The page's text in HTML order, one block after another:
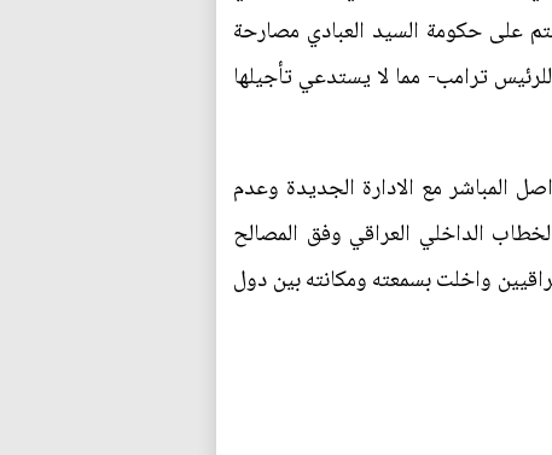
على حكومة السيد العبادي مصارحة
ترامب- مما لا يستدعي تأجيلها
المباشر مع الادارة الجديدة وعدم
الداخلي العراقي وفق المصالح
واخلت بسمعته ومكانته بين دول